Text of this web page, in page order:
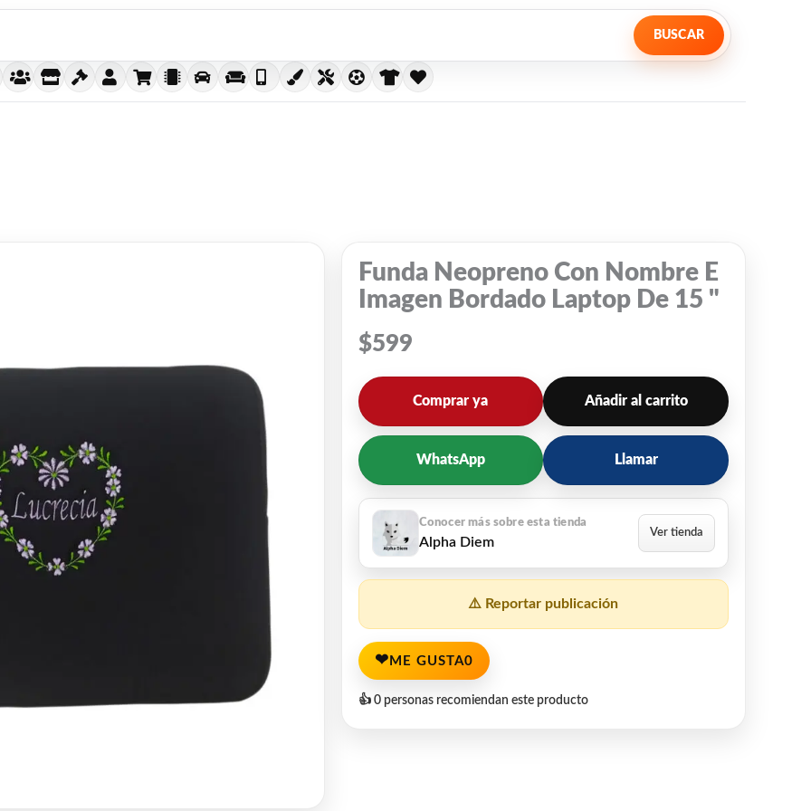
BUSCAR
Funda Neopreno Con Nombre E
Imagen Bordado Laptop De 15 "
$599
Comprar ya Añadir al carrito
WhatsApp Llamar
Alpha Diem
⚠️ Reportar publicación
❤ ME GUSTA0
👍 0 personas recomiendan este producto